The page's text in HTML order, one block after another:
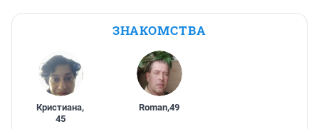
ЗНАКОМСТВА
Кристиана,
45
Roman,49